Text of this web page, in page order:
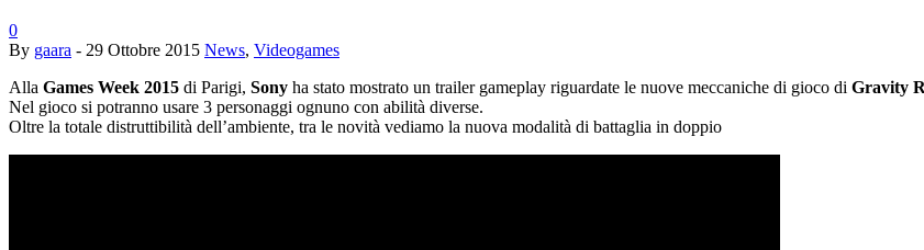
0
By gaara - 29 Ottobre 2015 News, Videogames
Alla Games Week 2015 di Parigi, Sony ha stato mostrato un trailer gameplay riguardate le nuove meccaniche di gioco di Gravity
Nel gioco si potranno usare 3 personaggi ognuno con abilità diverse.
Oltre la totale distruttibilità dell’ambiente, tra le novità vediamo la nuova modalità di battaglia in doppio